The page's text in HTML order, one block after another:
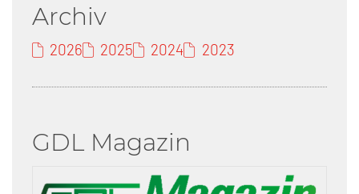
Archiv
2026 2025 2024 2023
GDL Magazin